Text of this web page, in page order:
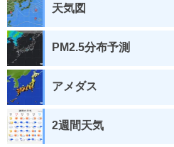
天気図
PM2.5分布予測
アメダス
2週間天気